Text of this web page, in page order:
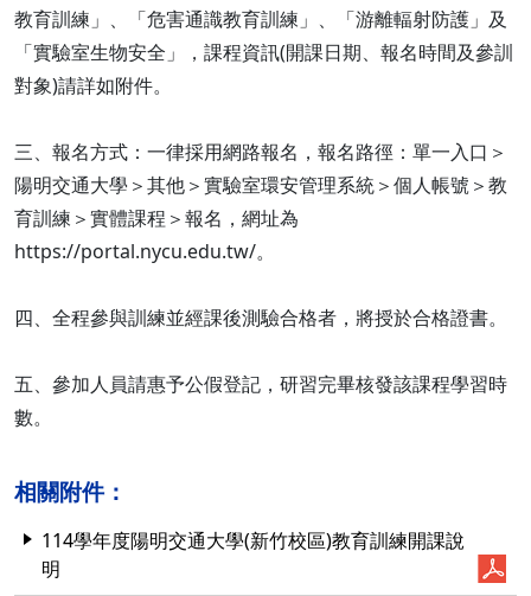
教育訓練」、「危害通識教育訓練」、「游離輻射防護」及
「實驗室生物安全」，課程資訊(開課日期、報名時間及參訓
對象)請詳如附件。
三、報名方式：一律採用網路報名，報名路徑：單一入口＞
陽明交通大學＞其他＞實驗室環安管理系統＞個人帳號＞教
育訓練＞實體課程＞報名，網址為
https://portal.nycu.edu.tw/。
四、全程參與訓練並經課後測驗合格者，將授於合格證書。
五、參加人員請惠予公假登記，研習完畢核發該課程學習時
數。
相關附件：
114學年度陽明交通大學(新竹校區)教育訓練開課說
明